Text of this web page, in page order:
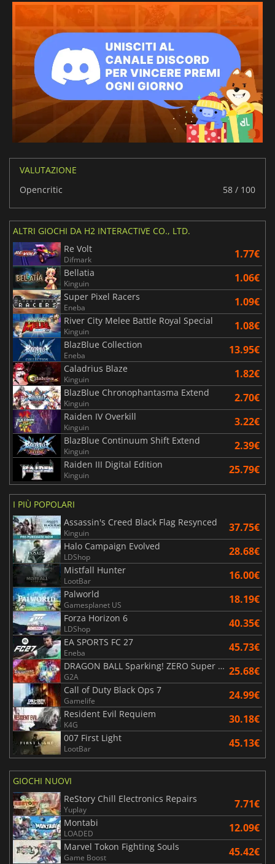
VALUTAZIONE
Opencritic
58 / 100
ALTRI GIOCHI DA H2 INTERACTIVE CO., LTD.
Re Volt
Difmark 1.77€
Bellatia
Kinguin 1.06€
Super Pixel Racers
Eneba 1.09€
River City Melee Battle Royal Special
Kinguin 1.08€
BlazBlue Collection
Eneba 13.95€
Caladrius Blaze
Kinguin 1.82€
BlazBlue Chronophantasma Extend
Kinguin 2.70€
Raiden IV Overkill
Kinguin 3.22€
BlazBlue Continuum Shift Extend
Kinguin 2.39€
Raiden III Digital Edition
Kinguin 25.79€
I PIÙ POPOLARI
Assassin's Creed Black Flag Resynced
Kinguin 37.75€
Halo Campaign Evolved
LDShop 28.68€
Mistfall Hunter
LootBar 16.00€
Palworld
Gamesplanet US 18.19€
Forza Horizon 6
LDShop 40.35€
EA SPORTS FC 27
Eneba 45.73€
DRAGON BALL Sparking! ZERO Super Limit Breaking NEO
G2A 25.68€
Call of Duty Black Ops 7
Gamelife 24.99€
Resident Evil Requiem
K4G 30.18€
007 First Light
LootBar 45.13€
GIOCHI NUOVI
ReStory Chill Electronics Repairs
Yuplay 7.71€
Montabi
LOADED 12.09€
Marvel Tokon Fighting Souls
Game Boost 45.42€